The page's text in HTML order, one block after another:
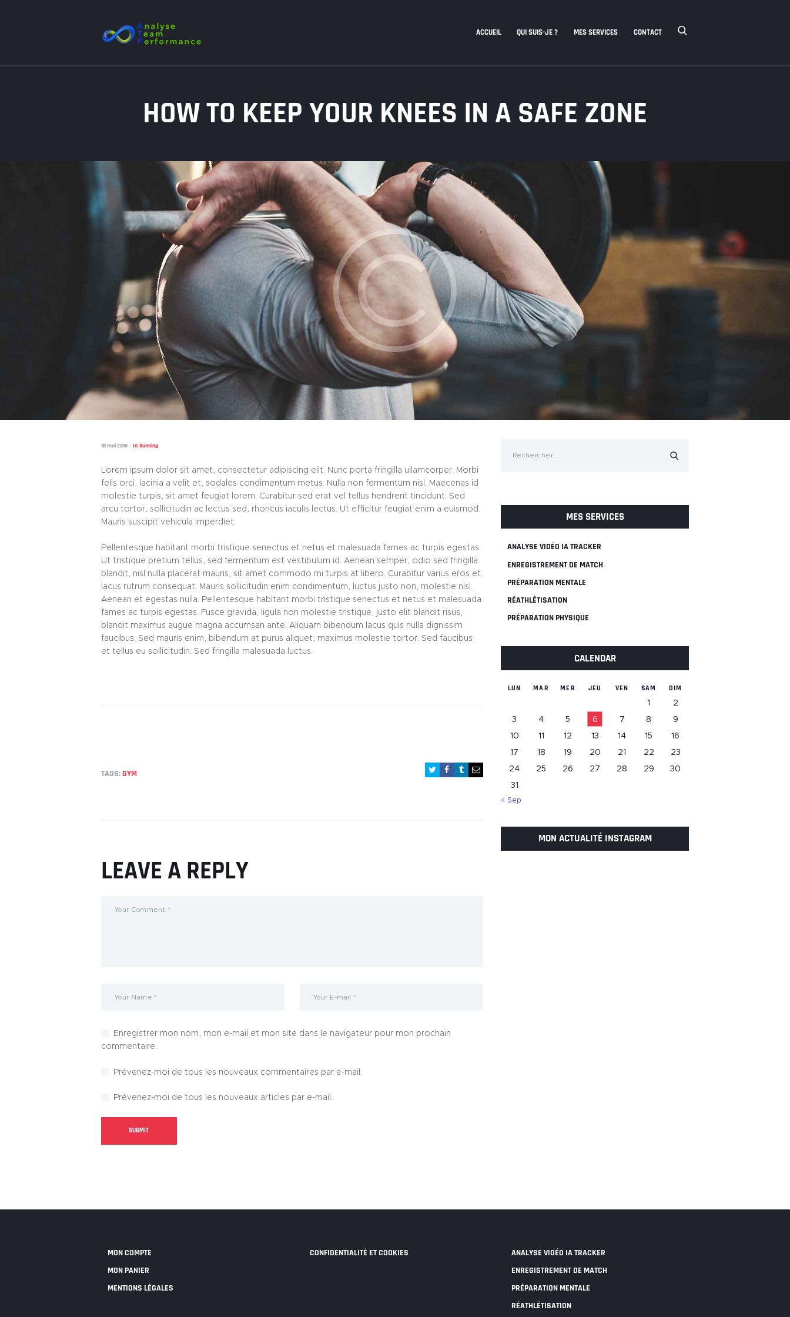
ACCUEIL QUI SUIS-JE ? MES SERVICES CONTACT
HOW TO KEEP YOUR KNEES IN A SAFE ZONE
18 mai 2016 In Running
Lorem ipsum dolor sit amet, consectetur adipiscing elit. Nunc porta fringilla ullamcorper. Morbi
felis orci, lacinia a velit et, sodales condimentum metus. Nulla non fermentum nisl. Maecenas id
molestie turpis, sit amet feugiat lorem. Curabitur sed erat vel tellus hendrerit tincidunt. Sed
arcu tortor, sollicitudin ac lectus sed, rhoncus iaculis lectus. Ut efficitur feugiat enim a euismod.
Mauris suscipit vehicula imperdiet.
Pellentesque habitant morbi tristique senectus et netus et malesuada fames ac turpis egestas.
Ut tristique pretium tellus, sed fermentum est vestibulum id. Aenean semper, odio sed fringilla
blandit, nisl nulla placerat mauris, sit amet commodo mi turpis at libero. Curabitur varius eros et
lacus rutrum consequat. Mauris sollicitudin enim condimentum, luctus justo non, molestie nisl.
Aenean et egestas nulla. Pellentesque habitant morbi tristique senectus et netus et malesuada
fames ac turpis egestas. Fusce gravida, ligula non molestie tristique, justo elit blandit risus,
blandit maximus augue magna accumsan ante. Aliquam bibendum lacus quis nulla dignissim
faucibus. Sed mauris enim, bibendum at purus aliquet, maximus molestie tortor. Sed faucibus
et tellus eu sollicitudin. Sed fringilla malesuada luctus.
TAGS:GYM
LEAVE A REPLY
Enregistrer mon nom, mon e-mail et mon site dans le navigateur pour mon prochain
commentaire.
Prévenez-moi de tous les nouveaux commentaires par e-mail.
Prévenez-moi de tous les nouveaux articles par e-mail.
MES SERVICES
ANALYSE VIDÉO IA TRACKER
ENREGISTREMENT DE MATCH
PRÉPARATION MENTALE
RÉATHLÉTISATION
PRÉPARATION PHYSIQUE
CALENDAR
LUN MAR MER JEU VEN SAM DIM
1
2
3
4 5 6 7 8
9
10
11 12 13 14 15
16
17
18 19 20 21 22
23
24
25 26 27 28 29
30
31
« Sep
MON ACTUALITÉ INSTAGRAM
MON COMPTE
MON PANIER
MENTIONS LÉGALES
CONFIDENTIALITÉ ET COOKIES
ANALYSE VIDÉO IA TRACKER
ENREGISTREMENT DE MATCH
PRÉPARATION MENTALE
RÉATHLÉTISATION